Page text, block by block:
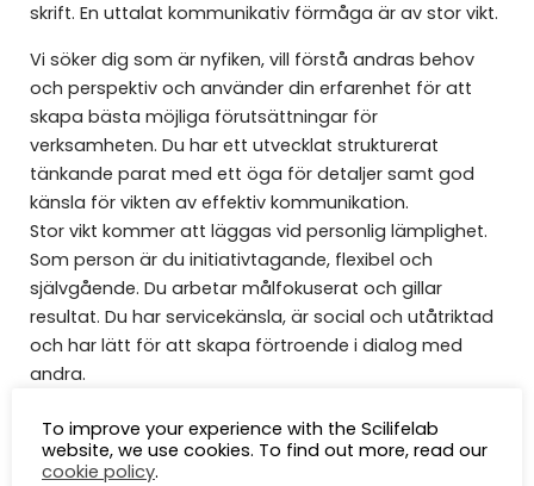
skrift. En uttalat kommunikativ förmåga är av stor vikt.
Vi söker dig som är nyfiken, vill förstå andras behov
och perspektiv och använder din erfarenhet för att
skapa bästa möjliga förutsättningar för
verksamheten. Du har ett utvecklat strukturerat
tänkande parat med ett öga för detaljer samt god
känsla för vikten av effektiv kommunikation.
Stor vikt kommer att läggas vid personlig lämplighet.
Som person är du initiativtagande, flexibel och
självgående. Du arbetar målfokuserat och gillar
resultat. Du har servicekänsla, är social och utåtriktad
och har lätt för att skapa förtroende i dialog med
andra.
Önskvärt/meriterande i övrigt:En bred erfarenhet
från forskningsorganisationer av olika storlekar,
strukturer och kulturer är meriterande. Erfarenhet av
To improve your experience with the Scilifelab
website, we use cookies. To find out more, read our
cookie policy.